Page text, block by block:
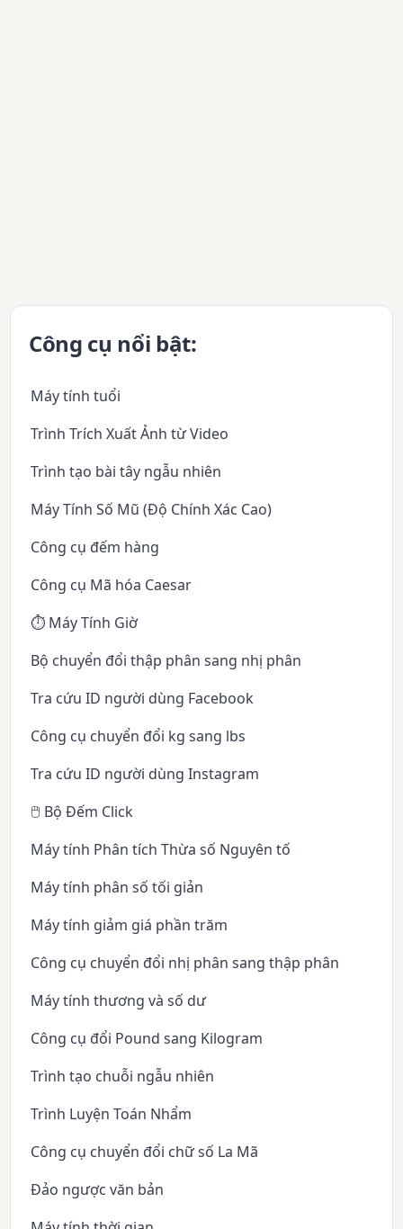
Công cụ nổi bật:
Máy tính tuổi
Trình Trích Xuất Ảnh từ Video
Trình tạo bài tây ngẫu nhiên
Máy Tính Số Mũ (Độ Chính Xác Cao)
Công cụ đếm hàng
Công cụ Mã hóa Caesar
⏱️ Máy Tính Giờ
Bộ chuyển đổi thập phân sang nhị phân
Tra cứu ID người dùng Facebook
Công cụ chuyển đổi kg sang lbs
Tra cứu ID người dùng Instagram
🖱️ Bộ Đếm Click
Máy tính Phân tích Thừa số Nguyên tố
Máy tính phân số tối giản
Máy tính giảm giá phần trăm
Công cụ chuyển đổi nhị phân sang thập phân
Máy tính thương và số dư
Công cụ đổi Pound sang Kilogram
Trình tạo chuỗi ngẫu nhiên
Trình Luyện Toán Nhẩm
Công cụ chuyển đổi chữ số La Mã
Đảo ngược văn bản